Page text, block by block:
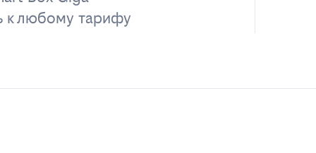
к любому тарифу